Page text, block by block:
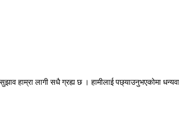
हाम्रा लागी सधै ग्रह्य छ । हामीलाई पछ्याउनुभएकोमा